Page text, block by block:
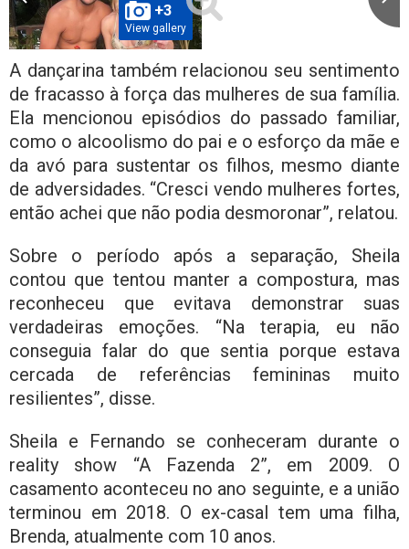
+3
View gallery
A dançarina também relacionou seu sentimento
de fracasso à força das mulheres de sua família.
Ela mencionou episódios do passado familiar,
como o alcoolismo do pai e o esforço da mãe e
da avó para sustentar os filhos, mesmo diante
de adversidades. “Cresci vendo mulheres fortes,
então achei que não podia desmoronar”, relatou.
Sobre o período após a separação, Sheila
contou que tentou manter a compostura, mas
reconheceu que evitava demonstrar suas
verdadeiras emoções. “Na terapia, eu não
conseguia falar do que sentia porque estava
cercada de referências femininas muito
resilientes”, disse.
Sheila e Fernando se conheceram durante o
reality show “A Fazenda 2”, em 2009. O
casamento aconteceu no ano seguinte, e a união
terminou em 2018. O ex-casal tem uma filha,
Brenda, atualmente com 10 anos.